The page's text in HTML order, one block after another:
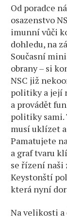
Od poradce
osazenstvo
imunní vůči
dohledu, na
Současní
obrany – si
NSC již
politiky a její
a provádět
politiky sami.
musí uklízet
Pamatujete
a graf tvaru
se řízení
Keystonští
která nyní
Na velikosti